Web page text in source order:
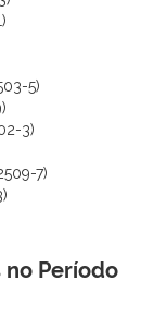
5)
3)
7)
no Período